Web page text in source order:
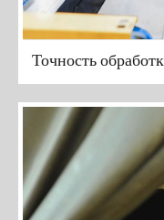
Точность